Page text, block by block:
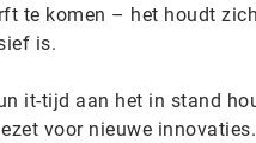
te komen – het houdt zich
is.
it-tijd aan het in stand
voor nieuwe innovaties.